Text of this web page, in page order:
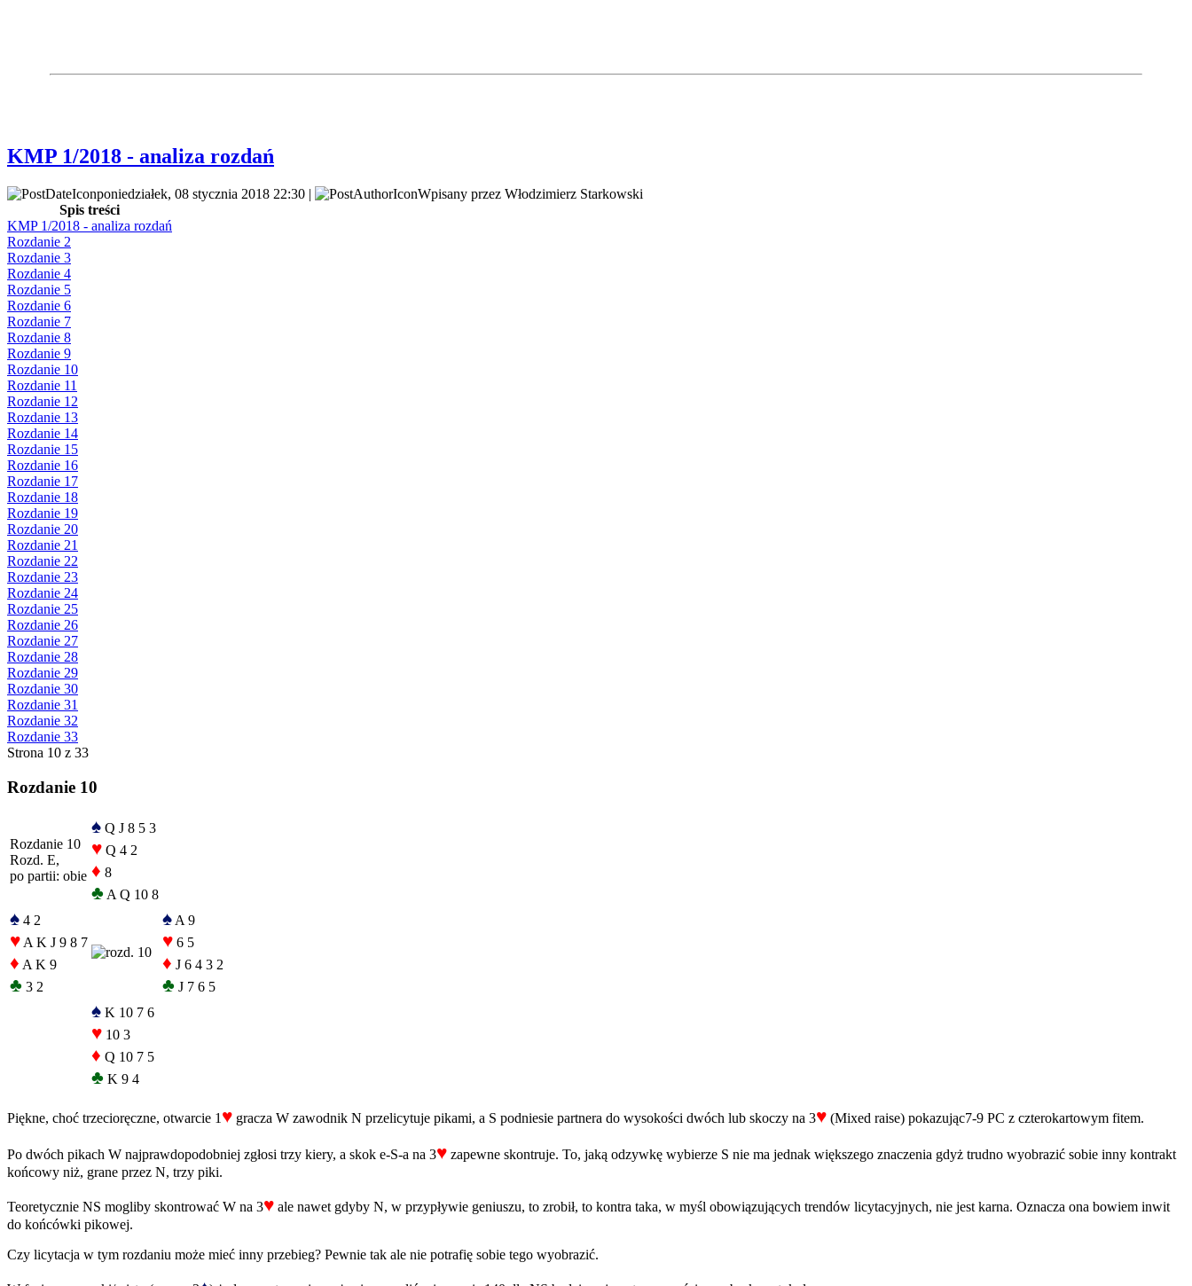
KMP 1/2018 - analiza rozdań
poniedziałek, 08 stycznia 2018 22:30 |
Wpisany przez Włodzimierz Starkowski
Spis treści
KMP 1/2018 - analiza rozdań
Rozdanie 2
Rozdanie 3
Rozdanie 4
Rozdanie 5
Rozdanie 6
Rozdanie 7
Rozdanie 8
Rozdanie 9
Rozdanie 10
Rozdanie 11
Rozdanie 12
Rozdanie 13
Rozdanie 14
Rozdanie 15
Rozdanie 16
Rozdanie 17
Rozdanie 18
Rozdanie 19
Rozdanie 20
Rozdanie 21
Rozdanie 22
Rozdanie 23
Rozdanie 24
Rozdanie 25
Rozdanie 26
Rozdanie 27
Rozdanie 28
Rozdanie 29
Rozdanie 30
Rozdanie 31
Rozdanie 32
Rozdanie 33
Strona 10 z 33
Rozdanie 10
Rozdanie 10
Rozd. E,
po partii: obie
♠ Q J 8 5 3
♥ Q 4 2
♦ 8
♣ A Q 10 8
♠ 4 2
♥ A K J 9 8 7
♦ A K 9
♣ 3 2
♠ A 9
♥ 6 5
♦ J 6 4 3 2
♣ J 7 6 5
♠ K 10 7 6
♥ 10 3
♦ Q 10 7 5
♣ K 9 4
Piękne, choć trzecioręczne, otwarcie 1 ♥ gracza W zawodnik N przelicytuje pikami, a S podniesie partnera do wysokości dwóch lub skoczy na 3♥ (Mixed raise) pokazując7-9 PC z czterokartowym fitem.
Po dwóch pikach W najprawdopodobniej zgłosi trzy kiery, a skok e-S-a na 3♥ zapewne skontruje. To, jaką odzywkę wybierze S nie ma jednak większego znaczenia gdyż trudno wyobrazić sobie inny kontrakt
końcowy niż, grane przez N, trzy piki.
Teoretycznie NS mogliby skontrować W na 3♥ ale nawet gdyby N, w przypływie geniuszu, to zrobił, to kontra taka, w myśl obowiązujących trendów licytacyjnych, nie jest karna. Oznacza ona bowiem inwit
do końcówki pikowej.
Czy licytacja w tym rozdaniu może mieć inny przebieg? Pewnie tak ale nie potrafię sobie tego wyobrazić.